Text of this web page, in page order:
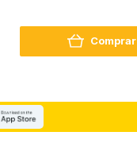
Comprar